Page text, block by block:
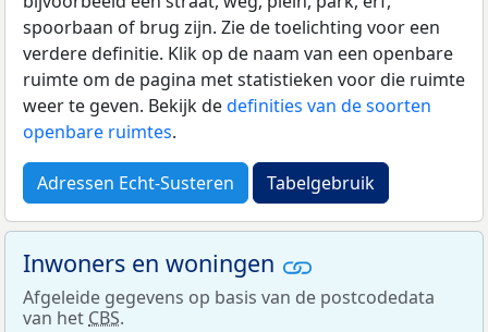
spoorbaan of brug zijn. Zie de toelichting voor een
verdere definitie. Klik op de naam van een openbare
ruimte om de pagina met statistieken voor die ruimte
weer te geven. Bekijk dedefinities van de soorten
openbare ruimtes.
Adressen Echt-Susteren Tabelgebruik
Inwoners en woningen
Afgeleide gegevens op basis van de postcodedata
van het CBS.